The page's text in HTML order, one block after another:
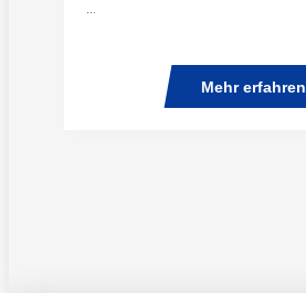
Mehr erfahren